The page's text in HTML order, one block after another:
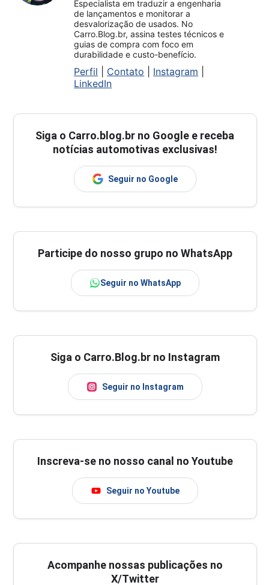
Especialista em traduzir a engenharia
de lançamentos e monitorar a
desvalorização de usados. No
Carro.Blog.br, assina testes técnicos e
guias de compra com foco em
durabilidade e custo-benefício.
Perfil Contato Instagram
LinkedIn
Siga o Carro.blog.br no Google e receba
notícias automotivas exclusivas!
Seguir no Google
Participe do nosso grupo no WhatsApp
Seguir no WhatsApp
Siga o Carro.Blog.br no Instagram
Seguir no Instagram
Inscreva-se no nosso canal no Youtube
Seguir no Youtube
Acompanhe nossas publicações no
X/Twitter